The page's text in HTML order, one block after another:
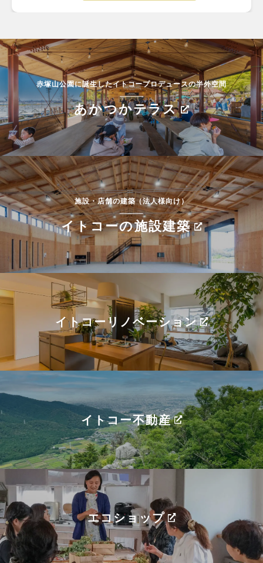
赤塚山公園に誕生したイトコープロデュースの半外空間
あかつかテラス
施設・店舗の建築（法人様向け）
イトコーの施設建築
イトコーリノベーション
イトコー不動産
エコショップ